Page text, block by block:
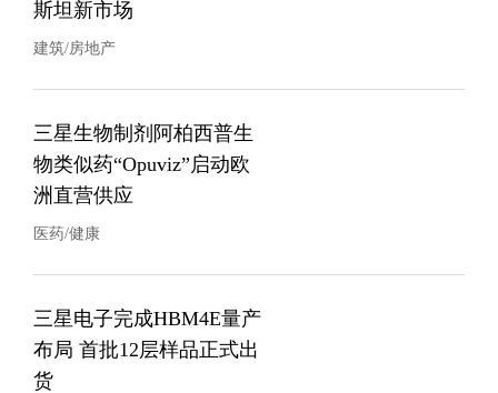
斯坦新市场
建筑/房地产
三星生物制剂阿柏西普生
物类似药“Opuviz”启动欧
洲直营供应
医药/健康
三星电子完成HBM4E量产
布局 首批12层样品正式出
货